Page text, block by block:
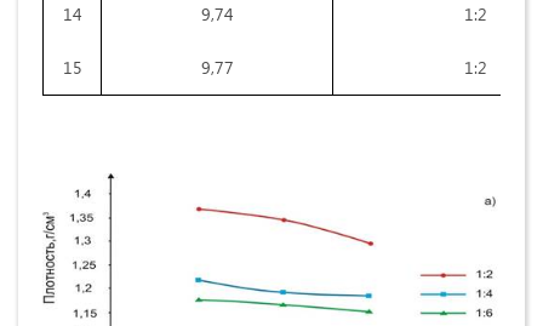
14
15
9,74
9,77
1:2
1:2